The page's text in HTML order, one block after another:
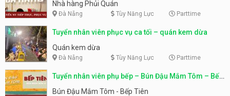
Nhà hàng Phủi Quán
Đà Nẵng Tùy Năng Lực Parttime
Tuyển nhân viên phục vụ ca tối – quán kem dừa
Quán kem dừa
Đà Nẵng Tùy Năng Lực Parttime
Tuyển nhân viên phụ bếp – Bún Đậu Mắm Tôm – Bếp
Tiên
Bún Đậu Mắm Tôm - Bếp Tiên